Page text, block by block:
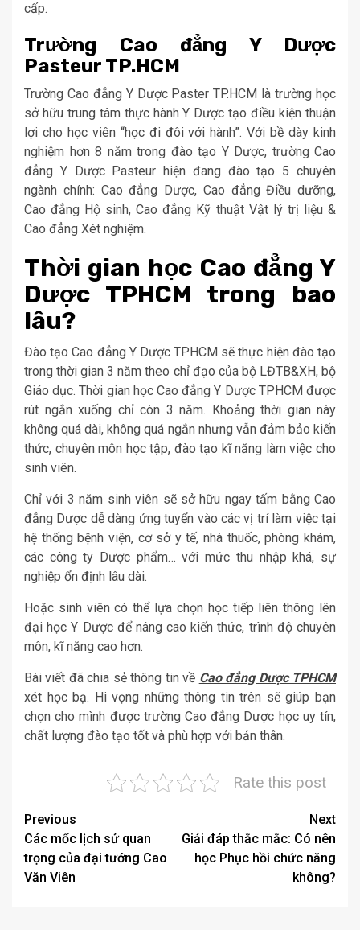
cấp.
Trường Cao đẳng Y Dược
Pasteur TP.HCM
Trường Cao đẳng Y Dược Paster TP.HCM là trường học
sở hữu trung tâm thực hành Y Dược tạo điều kiện thuận
lợi cho học viên “học đi đôi với hành”. Với bề dày kinh
nghiệm hơn 8 năm trong đào tạo Y Dược, trường Cao
đẳng Y Dược Pasteur hiện đang đào tạo 5 chuyên
ngành chính: Cao đẳng Dược, Cao đẳng Điều dưỡng,
Cao đẳng Hộ sinh, Cao đẳng Kỹ thuật Vật lý trị liệu &
Cao đẳng Xét nghiệm.
Thời gian học Cao đẳng Y
Dược TPHCM trong bao
lâu?
Đào tạo Cao đẳng Y Dược TPHCM sẽ thực hiện đào tạo
trong thời gian 3 năm theo chỉ đạo của bộ LĐTB&XH, bộ
Giáo dục. Thời gian học Cao đẳng Y Dược TPHCM được
rút ngắn xuống chỉ còn 3 năm. Khoảng thời gian này
không quá dài, không quá ngắn nhưng vẫn đảm bảo kiến
thức, chuyên môn học tập, đào tạo kĩ năng làm việc cho
sinh viên.
Chỉ với 3 năm sinh viên sẽ sở hữu ngay tấm bằng Cao
đẳng Dược dễ dàng ứng tuyển vào các vị trí làm việc tại
hệ thống bệnh viện, cơ sở y tế, nhà thuốc, phòng khám,
các công ty Dược phẩm… với mức thu nhập khá, sự
nghiệp ổn định lâu dài.
Hoặc sinh viên có thể lựa chọn học tiếp liên thông lên
đại học Y Dược để nâng cao kiến thức, trình độ chuyên
môn, kĩ năng cao hơn.
Bài viết đã chia sẻ thông tin về Cao đẳng Dược TPHCM
xét học bạ. Hi vọng những thông tin trên sẽ giúp bạn
chọn cho mình được trường Cao đẳng Dược học uy tín,
chất lượng đào tạo tốt và phù hợp với bản thân.
Rate this post
Post
navigation
Previous
Các mốc lịch sử quan
trọng của đại tướng Cao
Văn Viên
Next
Giải đáp thắc mắc: Có nên
học Phục hồi chức năng
không?